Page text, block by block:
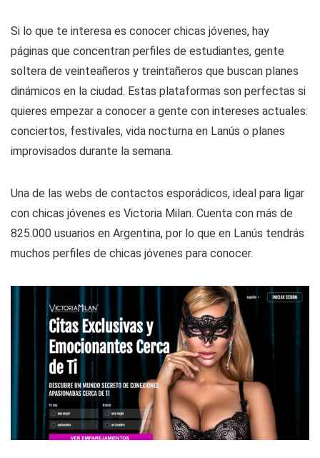
Si lo que te interesa es conocer chicas jóvenes, hay
páginas que concentran perfiles de estudiantes, gente
soltera de veinteañeros y treintañeros que buscan planes
dinámicos en la ciudad. Estas plataformas son perfectas si
quieres empezar a conocer a gente con intereses actuales:
conciertos, festivales, vida nocturna en Lanús o planes
improvisados durante la semana.
Una de las webs de contactos esporádicos, ideal para ligar
con chicas jóvenes es Victoria Milan. Cuenta con más de
825.000 usuarios en Argentina, por lo que en Lanús tendrás
muchos perfiles de chicas jóvenes para conocer.